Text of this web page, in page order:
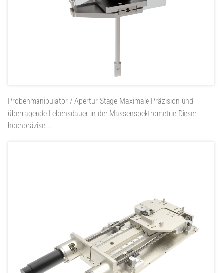
Probenmanipulator / Apertur Stage Maximale Präzision und
überragende Lebensdauer in der Massenspektrometrie Dieser
hochpräzise...